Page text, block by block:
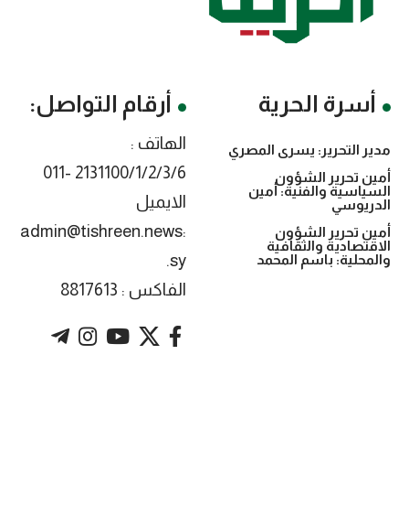
أسرة الحرية
مدير التحرير: يسرى المصري
أمين تحرير الشؤون
السياسية والفنية: أمين
الدريوسي
أمين تحرير الشؤون
الاقتصادية والثقافية
والمحلية: باسم المحمد
أرقام التواصل:
الهاتف :
2131100/1/2/3/6 -011
الايميل
:admin@tishreen.news
.sy
الفاكس : 8817613